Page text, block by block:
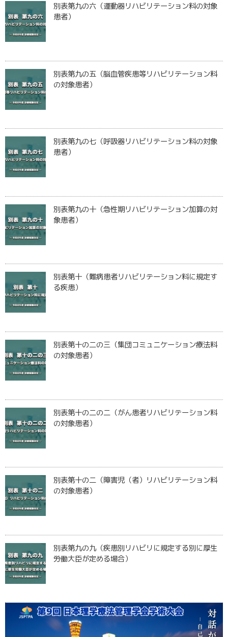
別表第九の六（運動器リハビリテーション料の対象
患者）
別表第九の五（脳血管疾患等リハビリテーション料
の対象患者）
別表第九の七（呼吸器リハビリテーション料の対象
患者）
別表第九の十（急性期リハビリテーション加算の対
象患者）
別表第十（難病患者リハビリテーション料に規定す
る疾患）
別表第十の二の三（集団コミュニケーション療法料
の対象患者）
別表第十の二の二（がん患者リハビリテーション料
の対象患者）
別表第十の二（障害児（者）リハビリテーション料
の対象患者）
別表第九の九（疾患別リハビリに規定する別に厚生
労働大臣が定める場合）